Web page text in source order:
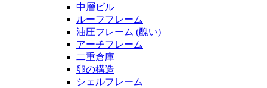
中層ビル
ルーフフレーム
油圧フレーム (醜い)
アーチフレーム
二重倉庫
卵の構造
シェルフレーム